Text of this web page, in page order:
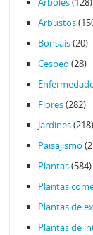
Arbustos
Bonsais(20)
Cesped (28)
Flores(282)
Jardines(218)
Paisajismo
Plantas(584)
Plantas
Plantas de
Plantas de